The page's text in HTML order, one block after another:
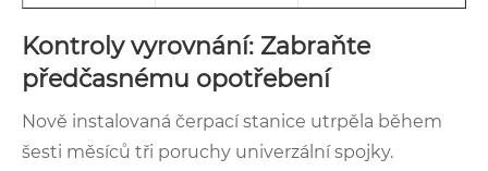
Kontroly vyrovnání: Zabraňte
předčasnému opotřebení
Nově instalovaná čerpací stanice utrpěla během
šesti měsíců tři poruchy univerzální spojky.